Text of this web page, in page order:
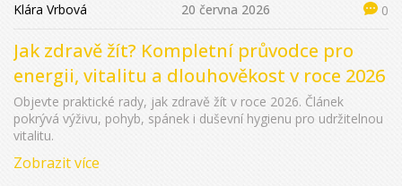
Klára Vrbová 20 června 2026 0
Jak zdravě žít? Kompletní průvodce pro
energii, vitalitu a dlouhověkost v roce 2026
Objevte praktické rady, jak zdravě žít v roce 2026. Článek
pokrývá výživu, pohyb, spánek i duševní hygienu pro udržitelnou
vitalitu.
Zobrazit více